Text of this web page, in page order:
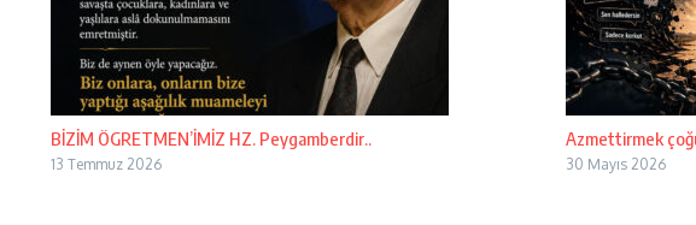
BİZİM ÖGRETMEN’İMİZ HZ. Peygamberdir..
13 Temmuz 2026
Azmettirmek
30 Mayıs 2026